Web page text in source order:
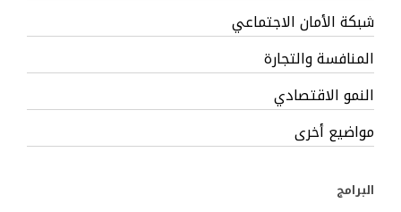
شبكة الأمان الاجتماعي
المنافسة والتجارة
النمو الاقتصادي
مواضيع أخرى
البرامج